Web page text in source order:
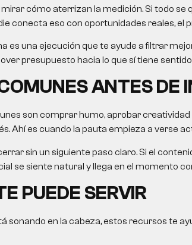
cómo aterrizan la medición. Si todo se
conecta eso con oportunidades reales, el
es una ejecución que te ayude a filtrar
presupuesto hacia lo que sí tiene
ANTES DE
son comprar humo, aprobar
Ahí es cuando la pauta empieza a verse
sin un siguiente paso claro. Si el
se siente natural y llega en el momento
PUEDE SERVIR
sonando en la cabeza, estos recursos te